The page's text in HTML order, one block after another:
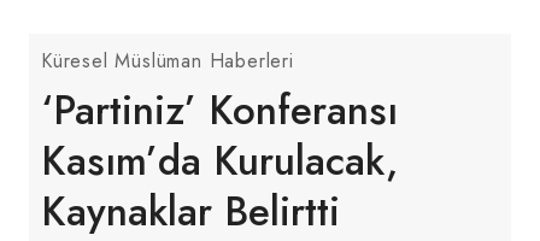
Küresel Müslüman Haberleri
‘Partiniz’ Konferansı
Kasım’da Kurulacak,
Kaynaklar Belirtti